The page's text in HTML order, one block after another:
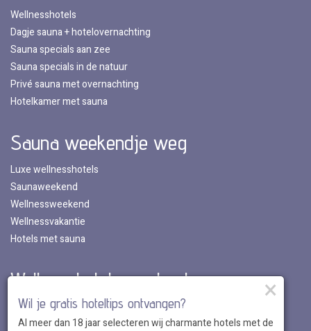
Wellnesshotels
Dagje sauna + hotelovernachting
Sauna specials aan zee
Sauna specials in de natuur
Privé sauna met overnachting
Hotelkamer met sauna
Sauna weekendje weg
Luxe wellnesshotels
Saunaweekend
Wellnessweekend
Wellnessvakantie
Hotels met sauna
Wellnesshotels per land
Wellnesshotels in Nederland
Wellnesshotels in Belgie
×
Wil je gratis hoteltips ontvangen?
Al meer dan 18 jaar selecteren wij charmante hotels met de